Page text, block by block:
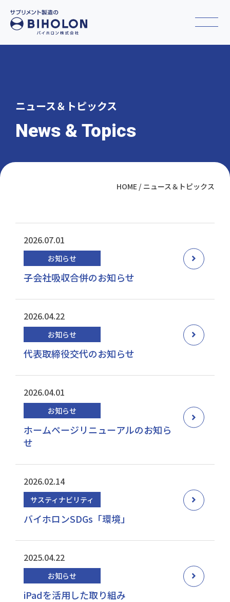
ニュース＆トピックス
News & Topics
HOME ニュース＆トピックス
2026.07.01
お知らせ
子会社吸収合併のお知らせ
2026.04.22
お知らせ
代表取締役交代のお知らせ
2026.04.01
お知らせ
ホームページリニューアルのお知ら
せ
2026.02.14
サスティナビリティ
バイホロンSDGs「環境」
2025.04.22
お知らせ
iPadを活用した取り組み